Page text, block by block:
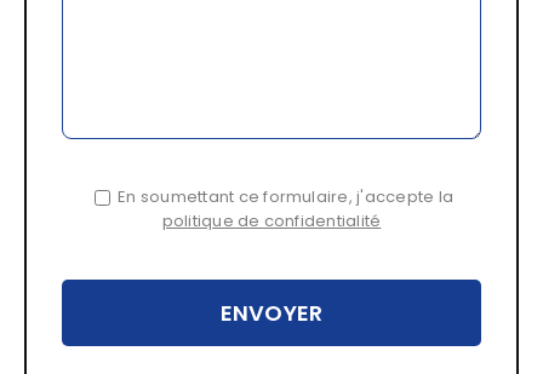
En soumettant ce formulaire, j'accepte la
politique de confidentialité